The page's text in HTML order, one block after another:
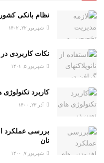
نظام بانکی
شهریور ۲۲, ۱۴۰۲
نکات کاربردی در
شهریور ۵, ۱۴۰۱
کاربرد
آذر ۲۳, ۱۴۰۰
بررسی عملکرد
نان
شهریور ۷, ۱۴۰۰